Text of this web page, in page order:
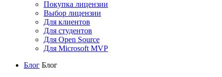
Покупка лицензии
Выбор лицензии
Для клиентов
Для студентов
Для Open Source
Для Microsoft MVP
Блог Блог